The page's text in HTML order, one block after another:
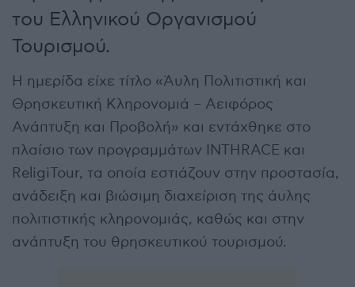
του Ελληνικού Οργανισμού
Τουρισμού.
Η ημερίδα είχε τίτλο «Άυλη Πολιτιστική και
Θρησκευτική Κληρονομιά – Αειφόρος
Ανάπτυξη και Προβολή» και εντάχθηκε στο
πλαίσιο των προγραμμάτων INTHRACE και
ReligiTour, τα οποία εστιάζουν στην προστασία,
ανάδειξη και βιώσιμη διαχείριση της άυλης
πολιτιστικής κληρονομιάς, καθώς και στην
ανάπτυξη του θρησκευτικού τουρισμού.